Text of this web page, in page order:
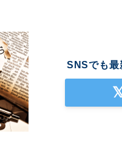
SNSでも最